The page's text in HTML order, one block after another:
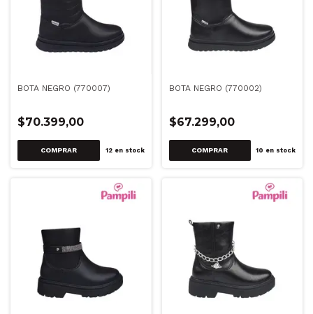
BOTA NEGRO (770007)
$70.399,00
COMPRAR 12en stock
BOTA NEGRO (770002)
$67.299,00
COMPRAR 10 en stock